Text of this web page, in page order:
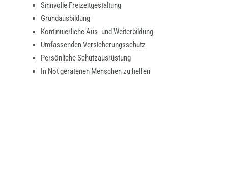
Sinnvolle Freizeitgestaltung
Grundausbildung
Kontinuierliche Aus- und Weiterbildung
Umfassenden Versicherungsschutz
Persönliche Schutzausrüstung
In Not geratenen Menschen zu helfen